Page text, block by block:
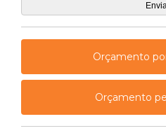
Orçamento
Orçamento